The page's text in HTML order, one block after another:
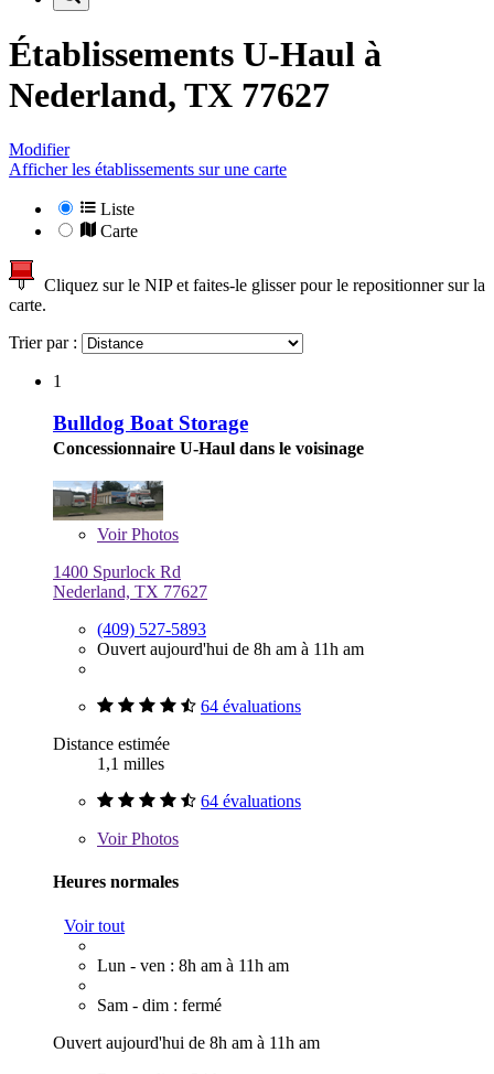
Établissements U-Haul à
Nederland, TX 77627
Modifier
Afficher les établissements sur une carte
Liste
Carte
Cliquez sur le NIP et faites-le glisser pour le repositionner sur la
carte.
Trier par :
1
Bulldog Boat Storage
Concessionnaire U-Haul dans le voisinage
VoirPhotos
1400 Spurlock Rd
Nederland, TX 77627
(409) 527-5893
Ouvert aujourd'hui de 8h am à 11h am
64 évaluations
Distance estimée
1,1 milles
64 évaluations
VoirPhotos
Heures normales
Voir tout
Lun - ven : 8h am à 11h am
Sam - dim : fermé
Ouvert aujourd'hui de 8h am à 11h am